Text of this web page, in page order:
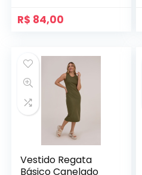
R$ 84,00
Vestido Regata
Básico Canelado